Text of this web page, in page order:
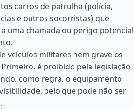
carros de patrulha (polícia,
e outros socorristas) que
uma chamada ou perigo potencial
veículos militares nem grave os
é proibido pela legislação
como regra, o equipamento
pelo que pode não ser